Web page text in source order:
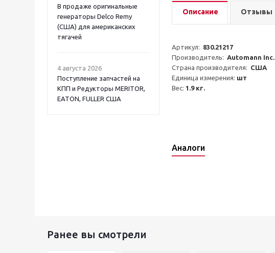
В продаже оригинальные
генераторы Delco Remy
(США) для американских
тягачей
4 августа 2026
Поступление запчастей на
КПП и Редукторы MERITOR,
EATON, FULLER США
Описание Отзывы
Артикул: 830.21217
Производитель: Automann Inc.
Страна производителя: США
Единица измерения: шт
Вес: 1.9 кг.
Аналоги
Ранее вы смотрели